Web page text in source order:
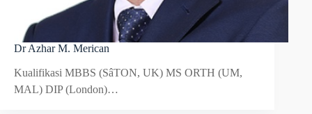
Dr Azhar M. Merican
Kualifikasi MBBS (SâTON, UK) MS ORTH (UM,
MAL) DIP (London)…